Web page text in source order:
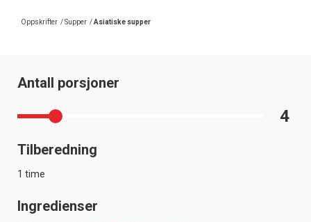
Oppskrifter /Supper /Asiatiske supper
Antall porsjoner
4
Tilberedning
1 time
Ingredienser